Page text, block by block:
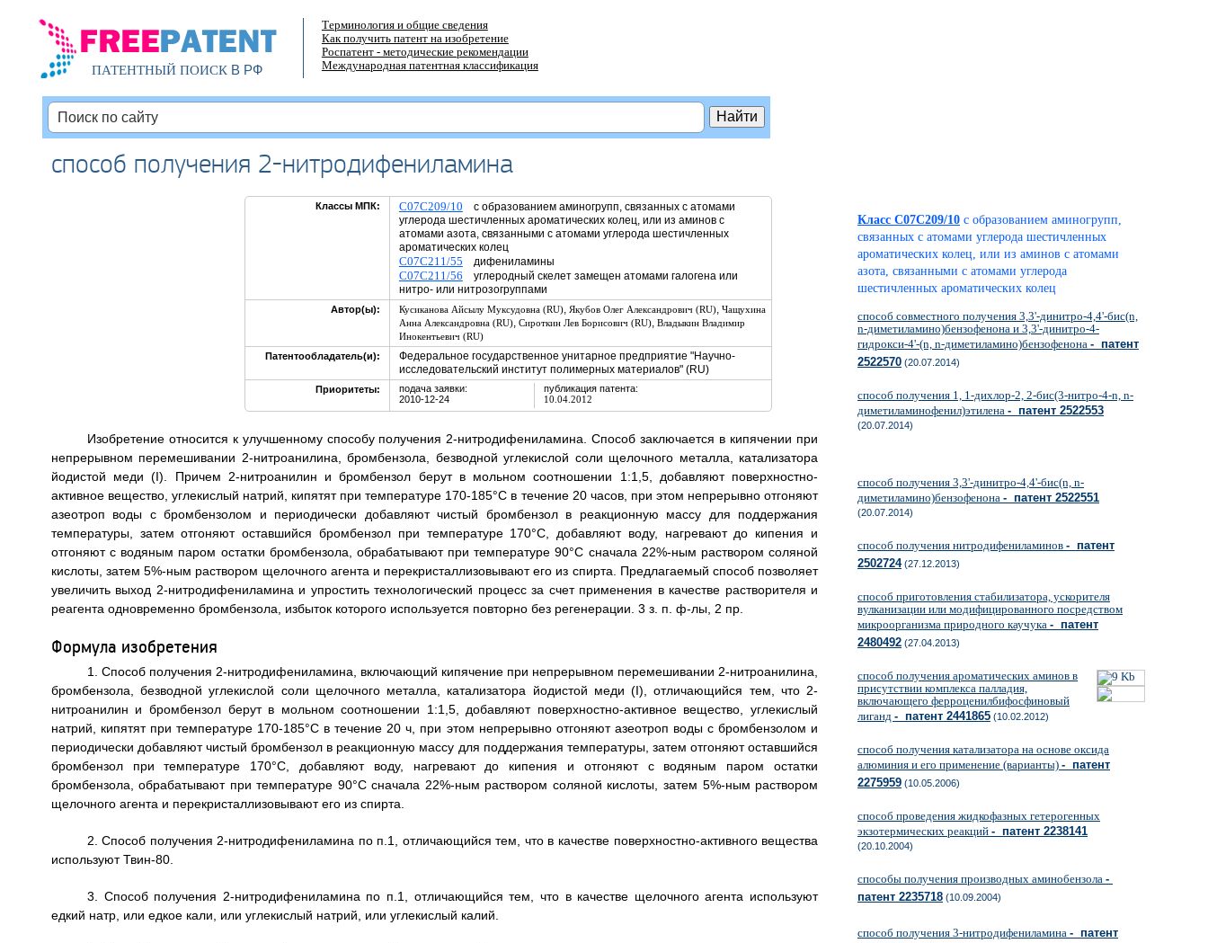
ПАТЕНТНЫЙ ПОИСКВ РФ
Терминология и общие сведения
Как получить патент на изобретение
Роспатент - методические рекомендации
Международная патентная классификация
способ получения 2-нитродифениламина
Классы МПК: C07C209/10 с образованием аминогрупп, связанных с атомами
углерода шестичленных ароматических колец, или из аминов с
атомами азота, связанными с атомами углерода шестичленных
ароматических колец
C07C211/55 дифениламины
C07C211/56 углеродный скелет замещен атомами галогена или
нитро- или нитрозогруппами
Автор(ы): Кусиканова Айсылу Муксудовна (RU), Якубов Олег Александрович (RU), Чащухина
Анна Александровна (RU), Сироткин Лев Борисович (RU), Владыкин Владимир
Инокентьевич (RU)
Патентообладатель(и):
Федеральное государственное унитарное предприятие "Научно-
исследовательский институт полимерных материалов" (RU)
Приоритеты:
подача заявки:
2010-12-24
публикация патента:
10.04.2012
Изобретение относится к улучшенному способу получения 2-нитродифениламина. Способ заключается в кипячении при
непрерывном перемешивании 2-нитроанилина, бромбензола, безводной углекислой соли щелочного металла, катализатора
йодистой меди (I). Причем 2-нитроанилин и бромбензол берут в мольном соотношении 1:1,5, добавляют поверхностно-
активное вещество, углекислый натрий, кипятят при температуре 170-185°C в течение 20 часов, при этом непрерывно отгоняют
азеотроп воды с бромбензолом и периодически добавляют чистый бромбензол в реакционную массу для поддержания
температуры, затем отгоняют оставшийся бромбензол при температуре 170°С, добавляют воду, нагревают до кипения и
отгоняют с водяным паром остатки бромбензола, обрабатывают при температуре 90°C сначала 22%-ным раствором соляной
кислоты, затем 5%-ным раствором щелочного агента и перекристаллизовывают его из спирта. Предлагаемый способ позволяет
увеличить выход 2-нитродифениламина и упростить технологический процесс за счет применения в качестве растворителя и
реагента одновременно бромбензола, избыток которого используется повторно без регенерации. 3 з. п. ф-лы, 2 пр.
Формула изобретения
1. Способ получения 2-нитродифениламина, включающий кипячение при непрерывном перемешивании 2-нитроанилина,
бромбензола, безводной углекислой соли щелочного металла, катализатора йодистой меди (I), отличающийся тем, что 2-
нитроанилин и бромбензол берут в мольном соотношении 1:1,5, добавляют поверхностно-активное вещество, углекислый
натрий, кипятят при температуре 170-185°C в течение 20 ч, при этом непрерывно отгоняют азеотроп воды с бромбензолом и
периодически добавляют чистый бромбензол в реакционную массу для поддержания температуры, затем отгоняют оставшийся
бромбензол при температуре 170°C, добавляют воду, нагревают до кипения и отгоняют с водяным паром остатки
бромбензола, обрабатывают при температуре 90°C сначала 22%-ным раствором соляной кислоты, затем 5%-ным раствором
щелочного агента и перекристаллизовывают его из спирта.
2. Способ получения 2-нитродифениламина по п.1, отличающийся тем, что в качестве поверхностно-активного вещества
используют Твин-80.
3. Способ получения 2-нитродифениламина по п.1, отличающийся тем, что в качестве щелочного агента используют
едкий натр, или едкое кали, или углекислый натрий, или углекислый калий.
Класс C07C209/10 с образованием аминогрупп,
связанных с атомами углерода шестичленных
ароматических колец, или из аминов с атомами
азота, связанными с атомами углерода
шестичленных ароматических колец
способ совместного получения 3,3'-динитро-4,4'-бис(n,
n-диметиламино)бензофенона и 3,3'-динитро-4-
гидрокси-4'-(n, n-диметиламино)бензофенона - патент
2522570 (20.07.2014)
способ получения 1, 1-дихлор-2, 2-бис(3-нитро-4-n, n-
диметиламинофенил)этилена - патент 2522553
(20.07.2014)
способ получения 3,3'-динитро-4,4'-бис(n, n-
диметиламино)бензофенона - патент 2522551
(20.07.2014)
способ получения нитродифениламинов - патент
2502724(27.12.2013)
способ приготовления стабилизатора, ускорителя
вулканизации или модифицированного посредством
микроорганизма природного каучука - патент
2480492 (27.04.2013)
способ получения ароматических аминов в
присутствии комплекса палладия,
включающего ферроценилбифосфиновый
лиганд - патент 2441865 (10.02.2012)
способ получения катализатора на основе оксида
алюминия и его применение (варианты) - патент
2275959 (10.05.2006)
способ проведения жидкофазных гетерогенных
экзотермических реакций - патент 2238141
(20.10.2004)
способы получения производных аминобензола -
патент 2235718 (10.09.2004)
способ получения 3-нитродифениламина - патент